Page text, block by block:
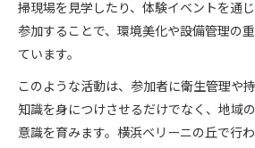
掃現場を見学したり、体験イベントを通
参加することで、環境美化や設備管理の
ています。
このような活動は、参加者に衛生管理や
知識を身につけさせるだけでなく、地域
意識を育みます。横浜ベリーニの丘で行